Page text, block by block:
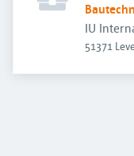
IU
51371